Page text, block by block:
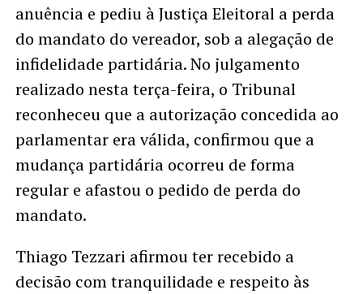
anuência e pediu à Justiça Eleitoral a perda
do mandato do vereador, sob a alegação de
infidelidade partidária. No julgamento
realizado nesta terça-feira, o Tribunal
reconheceu que a autorização concedida ao
parlamentar era válida, confirmou que a
mudança partidária ocorreu de forma
regular e afastou o pedido de perda do
mandato.
Thiago Tezzari afirmou ter recebido a
decisão com tranquilidade e respeito às